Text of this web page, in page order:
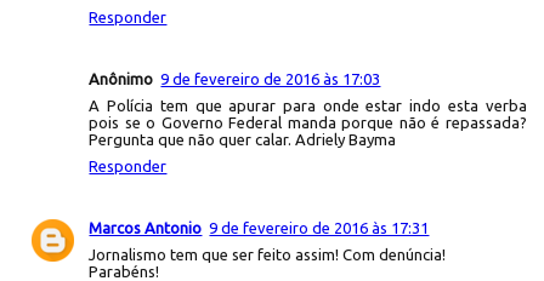
Responder
Anônimo 9 de fevereiro de 2016 às 17:03
A Polícia tem que apurar para onde estar indo esta verba
pois se o Governo Federal manda porque não é repassada?
Pergunta que não quer calar. Adriely Bayma
Responder
Marcos Antonio 9 de fevereiro de 2016 às 17:31
Jornalismo tem que ser feito assim! Com denúncia!
Parabéns!